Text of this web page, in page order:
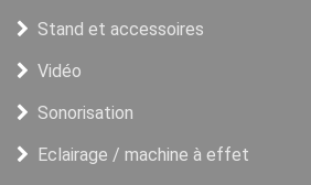
Stand et accessoires
Vidéo
Sonorisation
Eclairage / machine à effet